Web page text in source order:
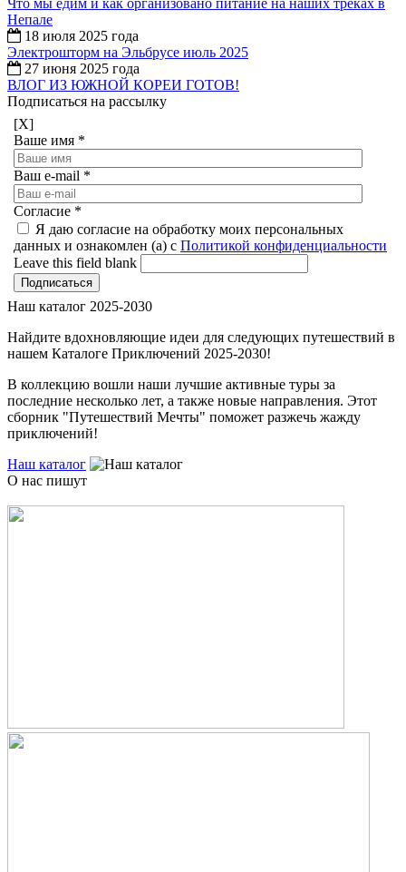
Непале
18 июля 2025 года
Электрошторм на Эльбрусе июль 2025
27 июня 2025 года
ВЛОГ ИЗ ЮЖНОЙ КОРЕИ ГОТОВ!
Подписаться на рассылку
[X]
Ваше имя *
Ваш e-mail *
Согласие *
Я даю согласие на обработку моих персональных
данных и ознакомлен (а) с Политикой конфиденциальности
Leave this field blank
Наш каталог 2025-2030
Найдите вдохновляющие идеи для следующих путешествий в
нашем Каталоге Приключений 2025-2030!
В коллекцию вошли наши лучшие активные туры за
последние несколько лет, а также новые направления. Этот
сборник "Путешествий Мечты" поможет разжечь жажду
приключений!
Наш каталог
О нас пишут